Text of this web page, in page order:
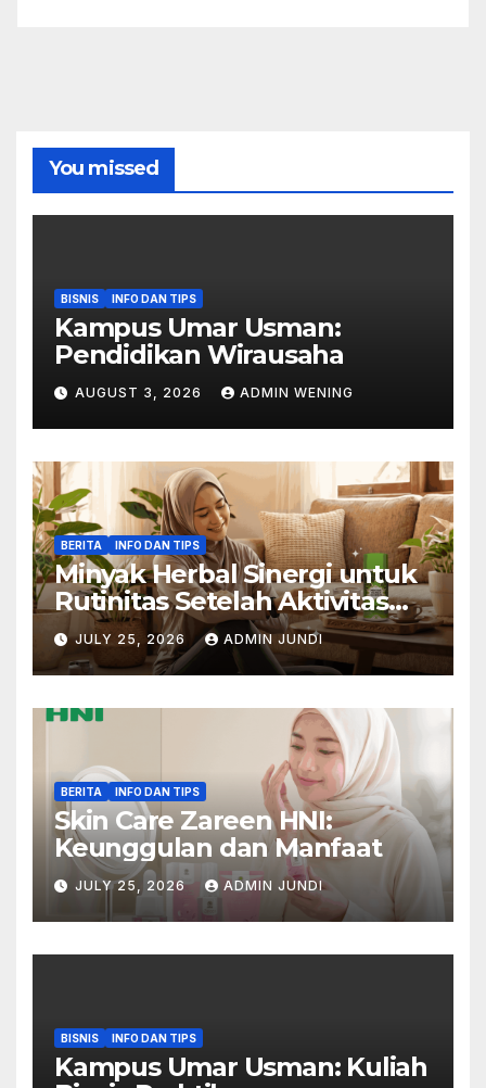
You missed
BISNIS INFO DAN TIPS
Kampus Umar Usman:
Pendidikan Wirausaha
AUGUST 3, 2026 ADMIN WENING
BERITA INFO DAN TIPS
Minyak Herbal Sinergi untuk
Rutinitas Setelah Aktivitas
Padat
JULY 25, 2026 ADMIN JUNDI
BERITA INFO DAN TIPS
Skin Care Zareen HNI:
Keunggulan dan Manfaat
JULY 25, 2026 ADMIN JUNDI
BISNIS INFO DAN TIPS
Kampus Umar Usman: Kuliah